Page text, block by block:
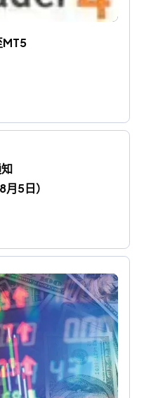
MT5
5日）